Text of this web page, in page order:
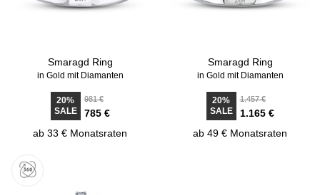
Smaragd Ring
in Gold mit Diamanten
20%
SALE
981 €
785 €
ab 33 € Monatsraten
Smaragd Ring
in Gold mit Diamanten
20%
SALE
1.457 €
1.165 €
ab 49 € Monatsraten